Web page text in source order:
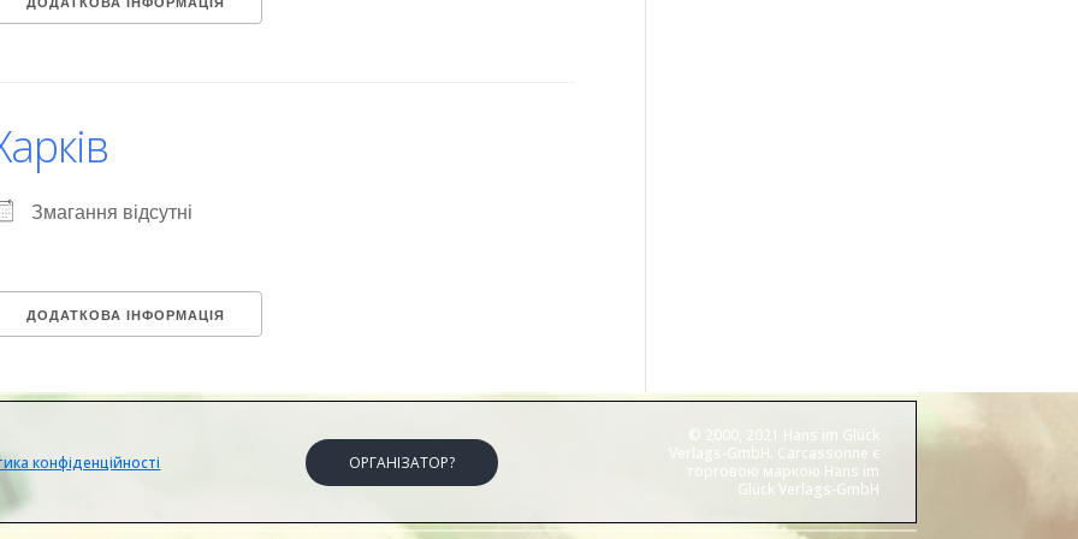
Змагання відсутні
ДОДАТКОВА ІНФОРМАЦІЯ
конфіденційності ОРГАНІЗАТОР?
© 2000, 2021 Hans im Glück
Verlags-GmbH. Carcassonne є
торговою маркою Hans im
Glück Verlags-GmbH